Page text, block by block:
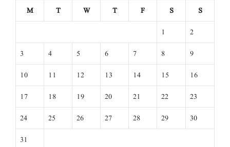
M
T W T F S
S
1
2
3
4 5 6 7 8
9
10
11 12 13 14 15
16
17
18 19 20 21 22
23
24
25 26 27 28 29
30
31